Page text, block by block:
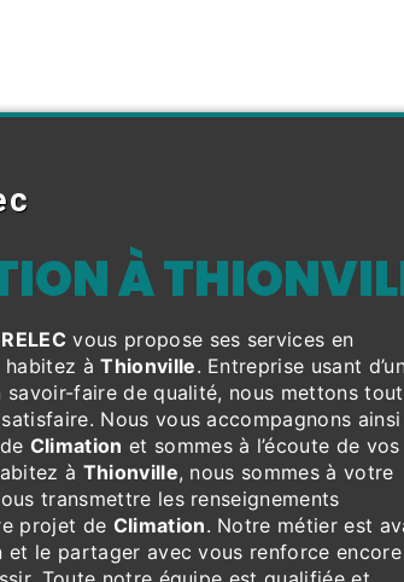
À
vous propose ses services en
habitez àThionville. Entreprise usant
savoir-faire de qualité, nous mettons
Nous vous accompagnons ainsi
Climation et sommes à l’écoute de vos
à Thionville, nous sommes à votre
transmettre les renseignements
projet de Climation. Notre métier est
et le partager avec vous renforce